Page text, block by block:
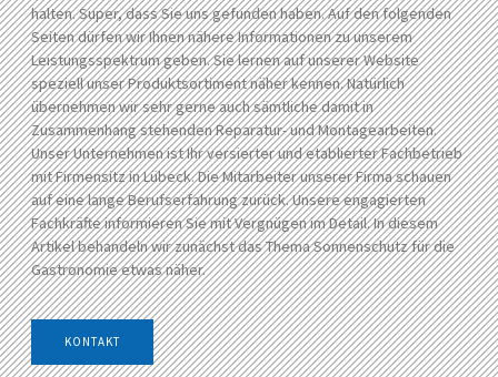
halten. Super, dass Sie uns gefunden haben. Auf den folgenden
Seiten dürfen wir Ihnen nähere Informationen zu unserem
Leistungsspektrum geben. Sie lernen auf unserer Website
speziell unser Produktsortiment näher kennen. Natürlich
übernehmen wir sehr gerne auch sämtliche damit in
Zusammenhang stehenden Reparatur- und Montagearbeiten.
Unser Unternehmen ist Ihr versierter und etablierter Fachbetrieb
mit Firmensitz in Lübeck. Die Mitarbeiter unserer Firma schauen
auf eine lange Berufserfahrung zurück. Unsere engagierten
Fachkräfte informieren Sie mit Vergnügen im Detail. In diesem
Artikel behandeln wir zunächst das Thema Sonnenschutz für die
Gastronomie etwas näher.
KONTAKT